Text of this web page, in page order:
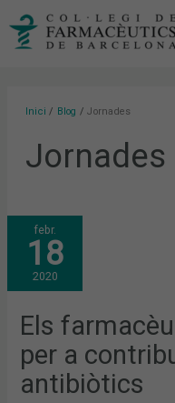
Inici Blog Jornades
Jornades
febr.
18
2020
Els
per a
antibiòtics
ELS
FARMACÈUTICS
ES
FORMEN
PER
A
CONTRIBUIR
BON
ÚS
DELS
ANTIBIÒTICS